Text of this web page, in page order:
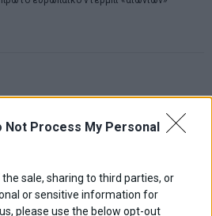
Not Process My Personal
sale, sharing to third parties, or
or sensitive information for
please use the below opt-out
αθλητικα αναπτυξη βουλη γερμανια
ευρω ευρωζωνη ευρωπαικα
ηπακορωνοιοςκοσμος